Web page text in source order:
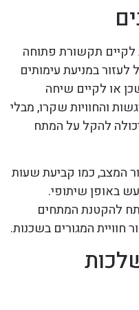
תקשורת פתוחה
במניעת עימותים
או לקיים שיחה
והחוויות שקרו, מבלי
להקל על המתח
המצב, כמו קביעת שעות
באופן שיתופי.
להקטנת המתחים
המגורים בשכנות.